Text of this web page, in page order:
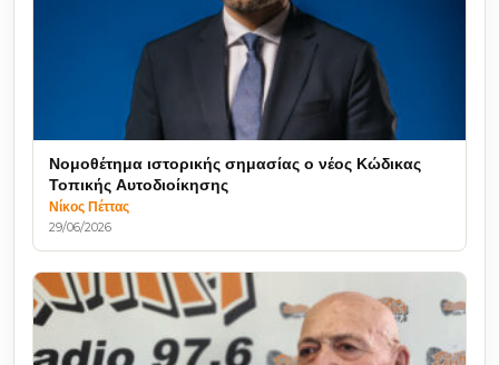
Νομοθέτημα ιστορικής σημασίας ο νέος Κώδικας
Τοπικής Αυτοδιοίκησης
Νίκος Πέττας
29/06/2026